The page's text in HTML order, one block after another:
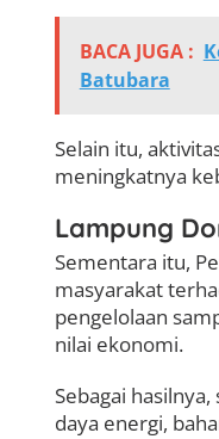
BACA JUGA :
Batubara
Selain itu,
meningkatnya
Lampung
Sementara itu,
masyarakat
pengelolaan
nilai ekonomi.
Sebagai
daya energi,